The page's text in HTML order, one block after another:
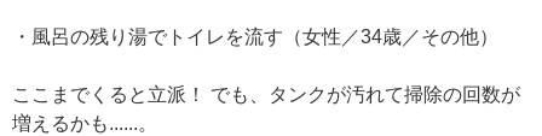
・風呂の残り湯でトイレを流す（女性／34歳／その他）
ここまでくると立派！ でも、タンクが汚れて掃除の回数が
増えるかも......。